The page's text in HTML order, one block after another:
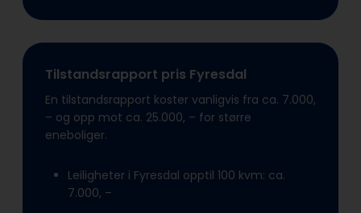
Tilstandsrapport pris Fyresdal
En tilstandsrapport koster vanligvis fra ca. 7.000,
– og opp mot ca. 25.000, – for større
eneboliger.
Leiligheter i Fyresdal opptil 100 kvm: ca.
7.000, –